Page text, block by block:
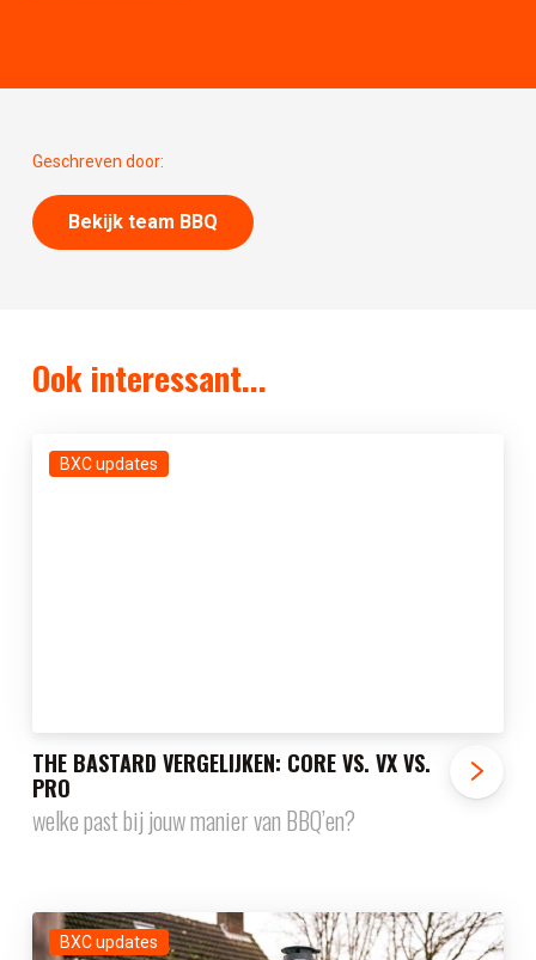
Geschreven door:
Bekijk team BBQ
Ook interessant...
BXC updates
THE BASTARD VERGELIJKEN: CORE VS. VX VS.
PRO
welke past bij jouw manier van BBQ’en?
BXC updates